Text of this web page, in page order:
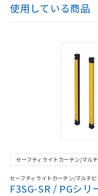
使用している商品
セーフティライトカーテン/マルチ
F3SG-SR / PGシリ
セーフティライトカーテン/マル